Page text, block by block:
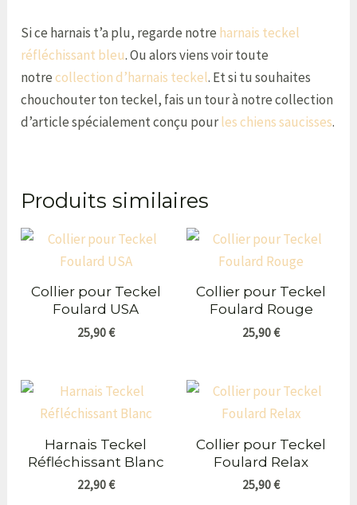
Si ce harnais t’a plu, regarde notre harnais teckel
réfléchissant bleu. Ou alors viens voir toute
notrecollection d’harnais teckel. Et si tu souhaites
chouchouter ton teckel, fais un tour à notre collection
d’article spécialement conçu pourles chiens saucisses.
Produits similaires
Collier pour Teckel
Foulard USA
25,90€
Collier pour Teckel
Foulard Rouge
25,90€
Harnais Teckel
Réfléchissant Blanc
22,90€
Collier pour Teckel
Foulard Relax
25,90€